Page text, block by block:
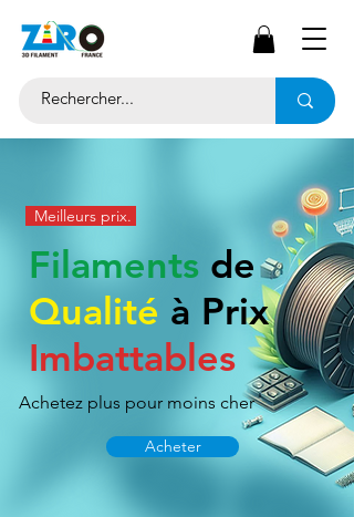
Meilleurs prix.
Filaments de
Qualité à Prix
Imbattables
Achetez plus pour moins cher
Acheter